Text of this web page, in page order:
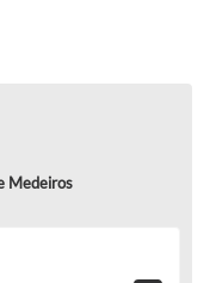
Medeiros